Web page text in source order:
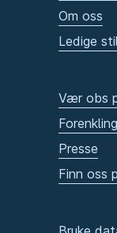
Om oss
Ledige
Vær obs
Presse
Finn oss